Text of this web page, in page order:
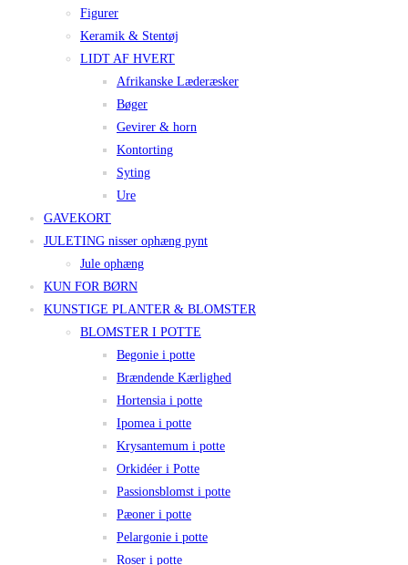
Figurer
Keramik & Stentøj
LIDT AF HVERT
Afrikanske Læderæsker
Bøger
Gevirer & horn
Kontorting
Syting
Ure
GAVEKORT
JULETING nisser ophæng pynt
Jule ophæng
KUN FOR BØRN
KUNSTIGE PLANTER & BLOMSTER
BLOMSTER I POTTE
Begonie i potte
Brændende Kærlighed
Hortensia i potte
Ipomea i potte
Krysantemum i potte
Orkidéer i Potte
Passionsblomst i potte
Pæoner i potte
Pelargonie i potte
Roser i potte